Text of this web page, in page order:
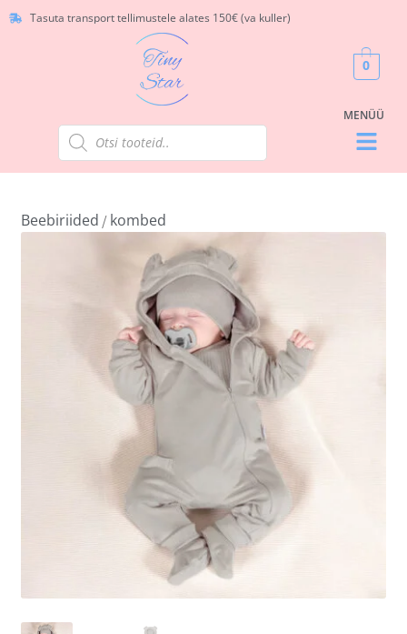
Tasuta transport tellimustele alates 150€ (va kuller)
0
Beebiriided / kombed